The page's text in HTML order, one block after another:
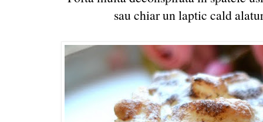
sau chiar un laptic cald